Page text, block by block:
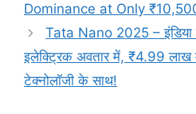
Dominance at Only
Tata Nano 2025 – इंडिया
इलेक्ट्रिक अवतार में, ₹4.99
टेक्नोलॉजी के साथ!